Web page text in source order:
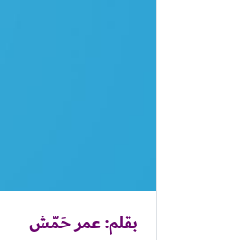
بقلم: عمر حَمّش